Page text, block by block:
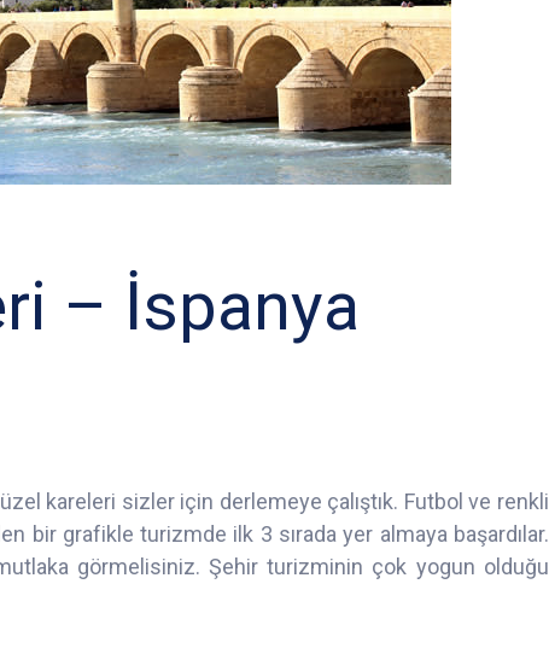
– İspanya
kareleri sizler için derlemeye çalıştık. Futbol ve renkli
bir grafikle turizmde ilk 3 sırada yer almaya başardılar.
görmelisiniz. Şehir turizminin çok yogun olduğu